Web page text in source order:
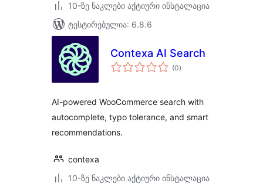
10-ზე ნაკლები აქტიური ინსტალაცია
ტესტირებულია: 6.8.6
Contexa AI Search
(0საერთო
რეიტინგი
)
AI-powered WooCommerce search with
autocomplete, typo tolerance, and smart
recommendations.
contexa
10-ზე ნაკლები აქტიური ინსტალაცია